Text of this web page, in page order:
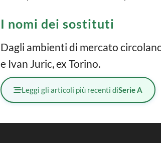
I nomi dei sostituti
Dagli ambienti di mercato
e Ivan Juric, ex Torino.
Leggi gli articoli più recenti diSerie A